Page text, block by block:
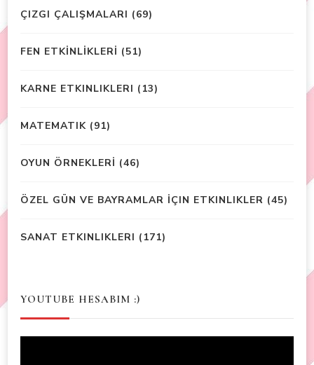
ÇIZGI ÇALIŞMALARI (69)
FEN ETKİNLİKLERİ (51)
KARNE ETKINLIKLERI (13)
MATEMATIK (91)
OYUN ÖRNEKLERİ (46)
ÖZEL GÜN VE BAYRAMLAR İÇIN ETKINLIKLER (45)
SANAT ETKINLIKLERI (171)
YOUTUBE HESABIM :)